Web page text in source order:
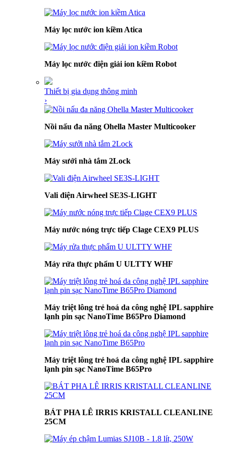
Máy lọc nước ion kiềm Atica
Máy lọc nước điện giải ion kiềm Robot
Thiết bị gia dụng thông minh
›
Nồi nấu đa năng Ohella Master Multicooker
Máy sưởi nhà tắm 2Lock
Vali điện Airwheel SE3S-LIGHT
Máy nước nóng trực tiếp Clage CEX9 PLUS
Máy rửa thực phẩm U ULTTY WHF
Máy triệt lông trẻ hoá da công nghệ IPL sapphire
lạnh pin sạc NanoTime B65Pro Diamond
Máy triệt lông trẻ hoá da công nghệ IPL sapphire
lạnh pin sạc NanoTime B65Pro
BÁT PHA LÊ IRRIS KRISTALL CLEANLINE
25CM